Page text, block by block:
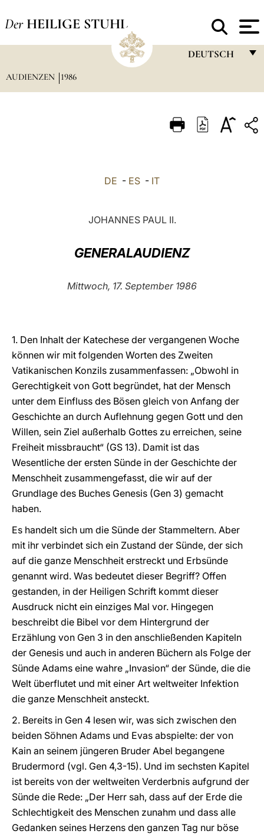
Der HEILIGE STUHL
DEUTSCH
ITALIANO
中文
LATINE
AUDIENZEN 1986
DE - ES - IT
JOHANNES PAUL II.
GENERALAUDIENZ
Mittwoch, 17. September 1986
1. Den Inhalt der Katechese der vergangenen Woche
können wir mit folgenden Worten des Zweiten
Vatikanischen Konzils zusammenfassen: „Obwohl in
Gerechtigkeit von Gott begründet, hat der Mensch
unter dem Einfluss des Bösen gleich von Anfang der
Geschichte an durch Auflehnung gegen Gott und den
Willen, sein Ziel außerhalb Gottes zu erreichen, seine
Freiheit missbraucht“ (GS 13). Damit ist das
Wesentliche der ersten Sünde in der Geschichte der
Menschheit zusammengefasst, die wir auf der
Grundlage des Buches Genesis (Gen 3) gemacht
haben.
Es handelt sich um die Sünde der Stammeltern. Aber
mit ihr verbindet sich ein Zustand der Sünde, der sich
auf die ganze Menschheit erstreckt und Erbsünde
genannt wird. Was bedeutet dieser Begriff? Offen
gestanden, in der Heiligen Schrift kommt dieser
Ausdruck nicht ein einziges Mal vor. Hingegen
beschreibt die Bibel vor dem Hintergrund der
Erzählung von Gen 3 in den anschließenden Kapiteln
der Genesis und auch in anderen Büchern als Folge der
Sünde Adams eine wahre „Invasion“ der Sünde, die die
Welt überflutet und mit einer Art weltweiter Infektion
die ganze Menschheit ansteckt.
2. Bereits in Gen 4 lesen wir, was sich zwischen den
beiden Söhnen Adams und Evas abspielte: der von
Kain an seinem jüngeren Bruder Abel begangene
Brudermord (vgl. Gen 4,3-15). Und im sechsten Kapitel
ist bereits von der weltweiten Verderbnis aufgrund der
Sünde die Rede: „Der Herr sah, dass auf der Erde die
Schlechtigkeit des Menschen zunahm und dass alle
Gedanken seines Herzens den ganzen Tag nur böse